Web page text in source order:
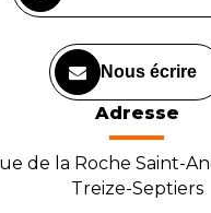
Nous écrire
Adresse
de la Roche Saint-
Treize-Septiers